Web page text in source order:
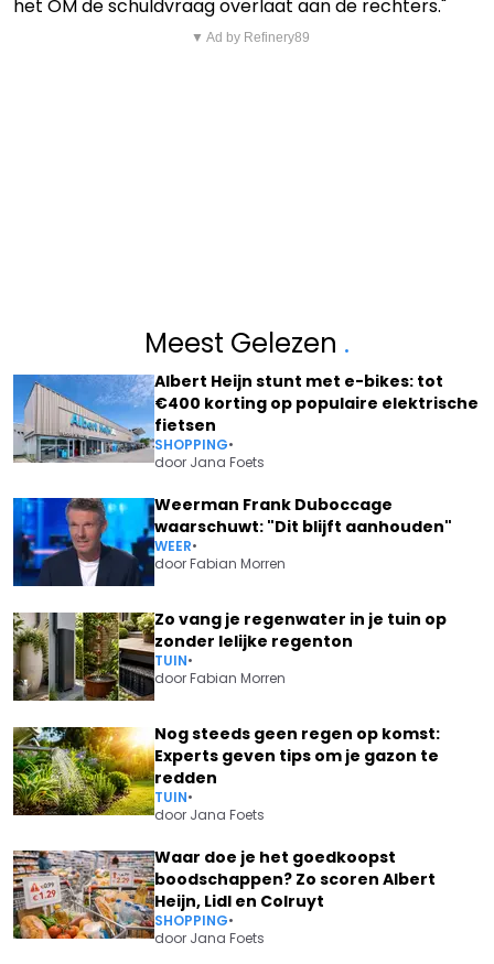
het OM de schuldvraag overlaat aan de rechters."
▼ Ad by Refinery89
Meest Gelezen .
Albert Heijn stunt met e-bikes: tot
€400 korting op populaire elektrische
fietsen
SHOPPING•
door Jana Foets
Weerman Frank Duboccage
waarschuwt: "Dit blijft aanhouden"
WEER•
doorFabian Morren
Zo vang je regenwater in je tuin op
zonder lelijke regenton
TUIN•
doorFabian Morren
Nog steeds geen regen op komst:
Experts geven tips om je gazon te
redden
TUIN•
door Jana Foets
Waar doe je het goedkoopst
boodschappen? Zo scoren Albert
Heijn, Lidl en Colruyt
SHOPPING•
door Jana Foets